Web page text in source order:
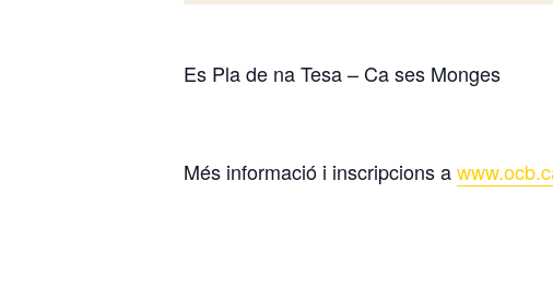
Es Pla de na Tesa – Ca ses Monges
Més informació i inscripcions a